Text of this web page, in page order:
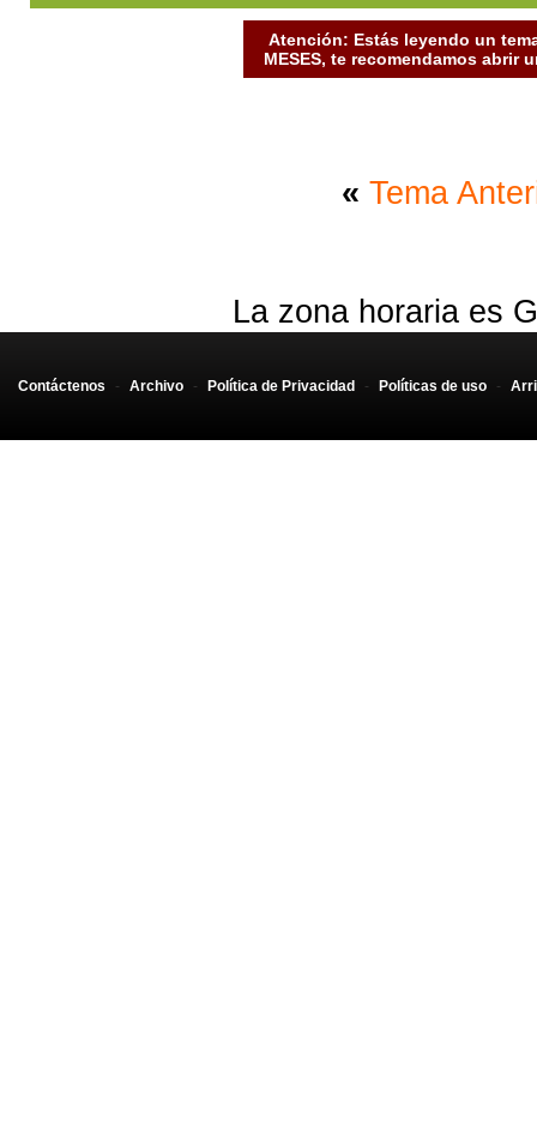
Atención: Estás leyendo un
MESES, te recomendamos abrir
« Tema
La zona horaria es
Contáctenos - Archivo - Política de Privacidad - Políticas de uso -